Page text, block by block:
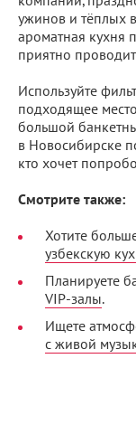
ужинов и тёплых
ароматная кухня
приятно
Используйте
подходящее
большой
в Новосибирске
кто хочет
Смотрите также:
Хотите
узбекскую
Планируете
VIP-залы.
Ищете
с живой